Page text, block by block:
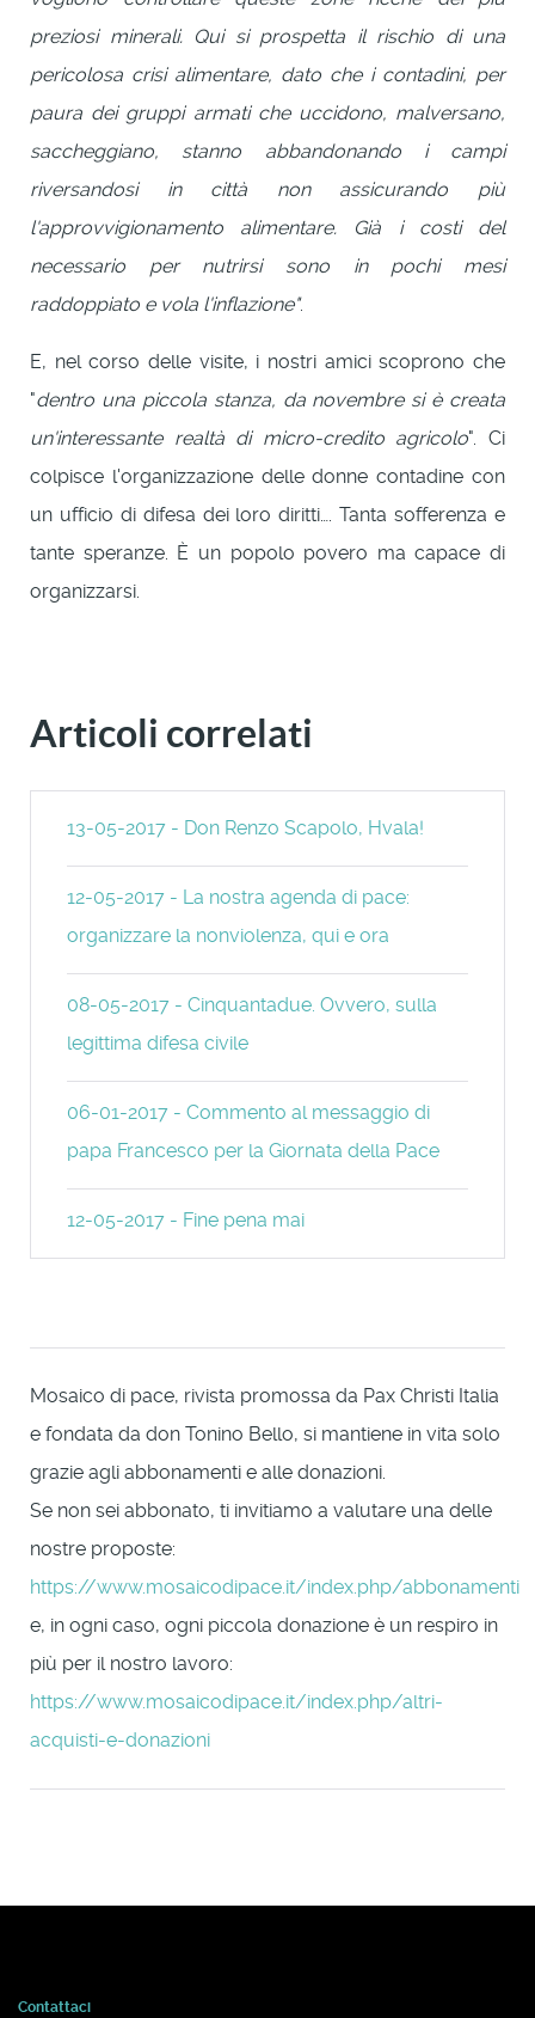
preziosi minerali. Qui si prospetta il rischio di una
pericolosa crisi alimentare, dato che i contadini, per
paura dei gruppi armati che uccidono, malversano,
saccheggiano, stanno abbandonando i campi
riversandosi in città non assicurando più
l'approvvigionamento alimentare. Già i costi del
necessario per nutrirsi sono in pochi mesi
raddoppiato e vola l'inflazione".
E, nel corso delle visite, i nostri amici scoprono che
"dentro una piccola stanza, da novembre si è creata
un'interessante realtà di micro-credito agricolo". Ci
colpisce l'organizzazione delle donne contadine con
un ufficio di difesa dei loro diritti…. Tanta sofferenza e
tante speranze. È un popolo povero ma capace di
organizzarsi.
Articoli correlati
13-05-2017 - Don Renzo Scapolo, Hvala!
12-05-2017 - La nostra agenda di pace:
organizzare la nonviolenza, qui e ora
08-05-2017 - Cinquantadue. Ovvero, sulla
legittima difesa civile
06-01-2017 - Commento al messaggio di
papa Francesco per la Giornata della Pace
12-05-2017 - Fine pena mai
Mosaico di pace, rivista promossa da Pax Christi Italia
e fondata da don Tonino Bello, si mantiene in vita solo
grazie agli abbonamenti e alle donazioni.
Se non sei abbonato, ti invitiamo a valutare una delle
nostre proposte:
https://www.mosaicodipace.it/index.php/abbonamenti
e, in ogni caso, ogni piccola donazione è un respiro in
più per il nostro lavoro:
https://www.mosaicodipace.it/index.php/altri-
acquisti-e-donazioni
Contattaci